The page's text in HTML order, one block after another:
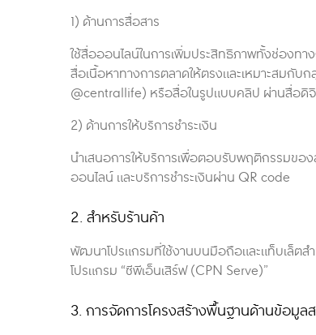
1) ด้านการสื่อสาร
ใช้สื่อออนไลน์ในการเพิ่มประสิทธิภาพทั้งช่องท
สื่อเนื้อหาทางการตลาดให้ตรงและเหมาะสมกั
@centrallife) หรือสื่อในรูปแบบคลิป ผ่านสื่อดิ
2) ด้านการให้บริการชำระเงิน
นำเสนอการให้บริการเพื่อตอบรับพฤติกรรมของ
ออนไลน์ และบริการชำระเงินผ่าน QR code
2. สำหรับร้านค้า
พัฒนาโปรแกรมที่ใช้งานบนมือถือและแท็บเล็ตส
โปรแกรม “ซีพีเอ็นเสิร์ฟ (CPN Serve)”
3. การจัดการโครงสร้างพื้นฐานด้านข้อมูล